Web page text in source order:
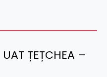
ȚEȚCHEA –